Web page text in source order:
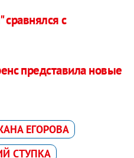
с
представила новые
ЕГОРОВА
СТУПКА